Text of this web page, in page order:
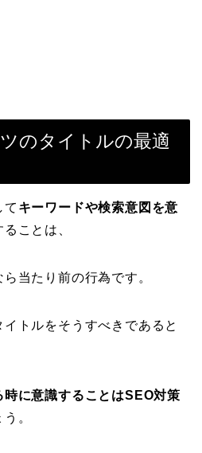
のタイトルの最適
て キーワードや検索意図を意
ることは、
当たり前の行為です。
トルをそうすべきであると
時に意識することはSEO対策
。